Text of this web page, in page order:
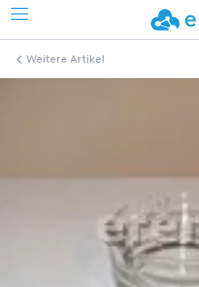
Weitere Artikel